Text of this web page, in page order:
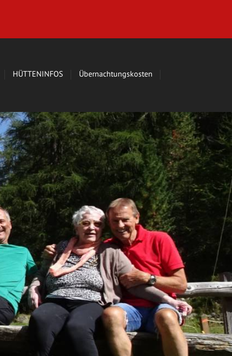
HÜTTENINFOS Übernachtungskosten